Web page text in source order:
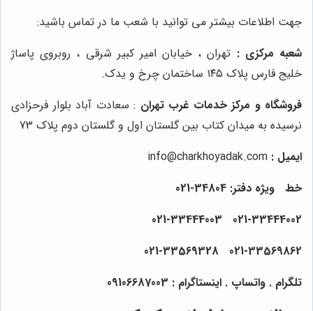
جهت اطلاعات بیشتر می توانید با شعب ما در تماس باشید:
شعبه مرکزی : تهران ، خیابان امیر کبیر شرقی ، روبروی پاساژ
خلیج فارس پلاک ۱۴۵ ساختمان چرخ و یدک.
فروشگاه و مرکز خدمات غرب تهران : سعادت آباد بلوار فرحزادی
نرسیده به میدان کتاب بین گلستان اول و گلستان دوم پلاک 73
ایمیل :
خط ویژه دفتر: 34804-021
021-33444002 021-33444003
021-33569862 021-33569328
تلگرام . واتساپ . اینستاگرام : 09106687003